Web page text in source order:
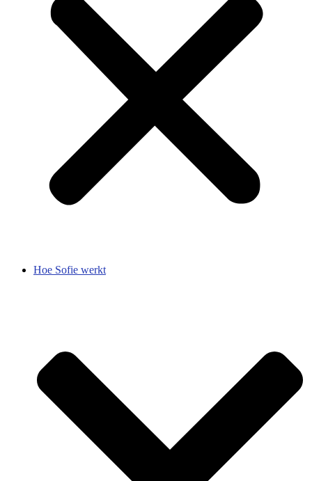
Hoe Sofie werkt